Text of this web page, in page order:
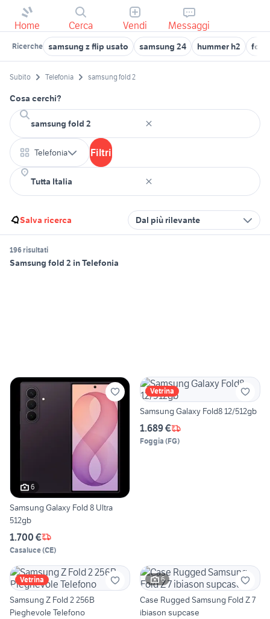
Home Cerca Vendi Messaggi
Ricerche samsung z flip usato samsung 24 hummer h2 ford
Subito Telefonia samsung fold 2
Cosa cerchi?
Telefonia Filtri
Salva ricerca Dal più rilevante
196 risultati
Samsung fold 2 in Telefonia
6
Samsung Galaxy Fold 8 Ultra
512gb
1.700 €
Casaluce(CE)
Vetrina
Samsung Galaxy Fold8 12/512gb
1.689 €
Foggia (FG)
Vetrina
Samsung Z Fold 2 256B
Pieghevole Telefono
6
Case Rugged Samsung Fold Z 7
ibiason supcase